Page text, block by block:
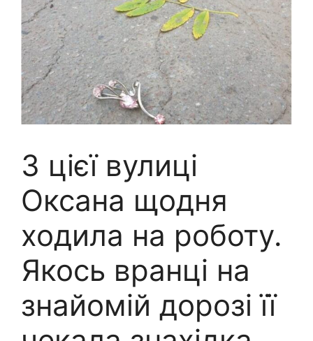
З цієї вулиці
Оксана щодня
ходила на роботу.
Якось вранці на
знайомій дорозі її